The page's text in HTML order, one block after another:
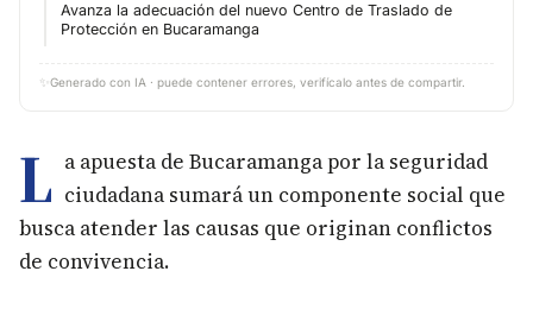
Avanza la adecuación del nuevo Centro de Traslado de
Protección en Bucaramanga
✨ Generado con IA · puede contener errores, verifícalo antes de compartir.
L a apuesta de Bucaramanga por la seguridad
ciudadana sumará un componente social que
busca atender las causas que originan conflictos
de convivencia.